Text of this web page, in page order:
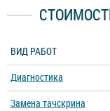
ВИД РАБОТ
Диагностика
Замена тачскрина